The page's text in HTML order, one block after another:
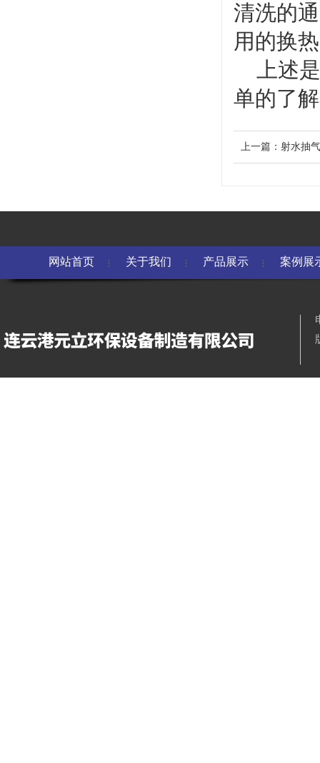
清洗的
用的换
上述是
单的了
上一篇： 射水抽
网站首页 关于我们 产品展示 案例展